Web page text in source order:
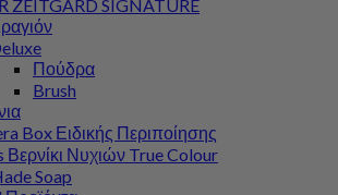
ZEITGARD SIGNATURE
Πούδρα
Brush
Box Ειδικής Περιποίησης
Βερνίκι Νυχιών True Colour
Soap